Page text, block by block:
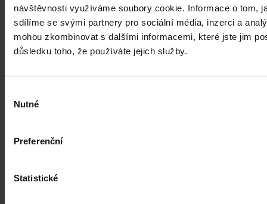
návštěvnosti využíváme soubory cookie. Informace o tom,
sdílíme se svými partnery pro sociální média, inzerci a
mohou zkombinovat s dalšími informacemi, které jste jim
důsledku toho, že používáte jejich služby.
souhlasu
Nutné
Preferenční
Statistické
Kolektiv autorů